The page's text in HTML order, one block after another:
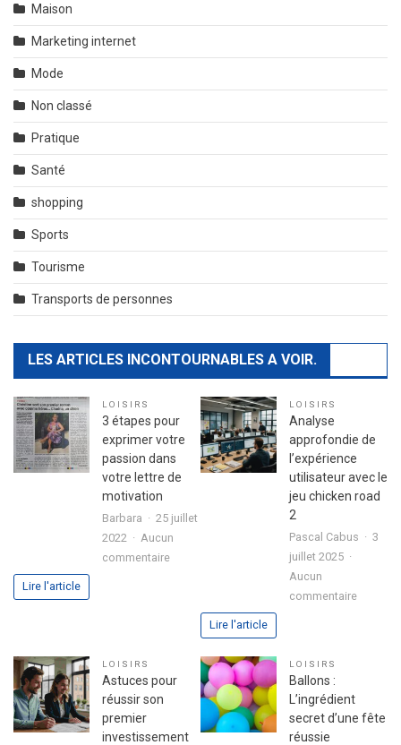
Maison
Marketing internet
Mode
Non classé
Pratique
Santé
shopping
Sports
Tourisme
Transports de personnes
LES ARTICLES INCONTOURNABLES A VOIR.
LOISIRS
3 étapes pour
exprimer votre
passion dans
votre lettre de
motivation
Barbara
25 juillet
2022
Aucun
commentairesur
exprimer
passion
lettre
Lire l'article
LOISIRS
Analyse
approfondie de
l’expérience
utilisateur avec le
jeu chicken road
2
Pascal Cabus
3
juillet 2025
Aucun
commentairesur
avec
Lire l'article
LOISIRS
Astuces pour
réussir son
premier
investissement
LOISIRS
Ballons :
L’ingrédient
secret d’une fête
réussie